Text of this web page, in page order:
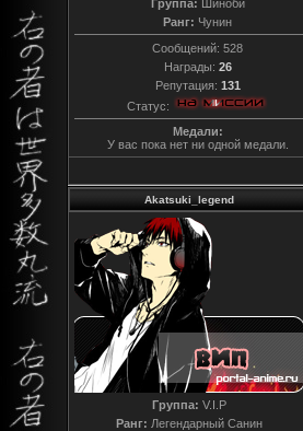
Группа: Шиноби
Ранг: Чунин
Сообщений: 528
Награды: 26
Репутация: 131
Статус:
Медали:
У вас пока нет ни одной медали.
Akatsuki_legend
Группа: V.I.P
Ранг: Легендарный Санин